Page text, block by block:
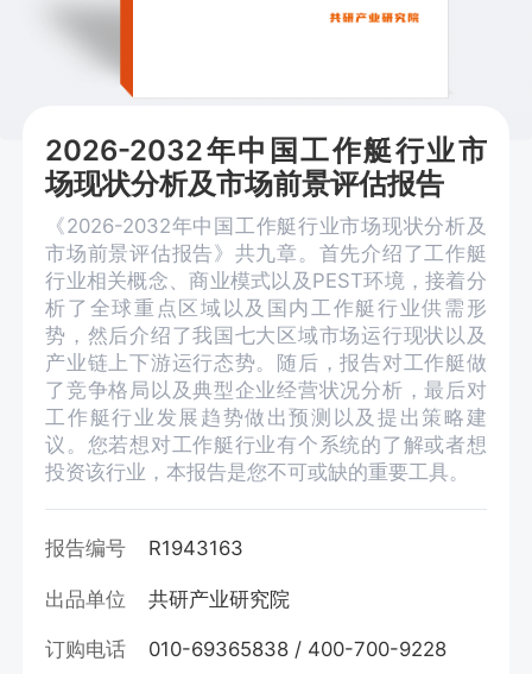
2026-2032年中国工作艇行业市
场现状分析及市场前景评估报告
《2026-2032年中国工作艇行业市场现状分析及
市场前景评估报告》共九章。首先介绍了工作艇
行业相关概念、商业模式以及PEST环境，接着分
析了全球重点区域以及国内工作艇行业供需形
势，然后介绍了我国七大区域市场运行现状以及
产业链上下游运行态势。随后，报告对工作艇做
了竞争格局以及典型企业经营状况分析，最后对
工作艇行业发展趋势做出预测以及提出策略建
议。您若想对工作艇行业有个系统的了解或者想
投资该行业，本报告是您不可或缺的重要工具。
报告编号 R1943163
出品单位 共研产业研究院
订购电话 010-69365838 / 400-700-9228